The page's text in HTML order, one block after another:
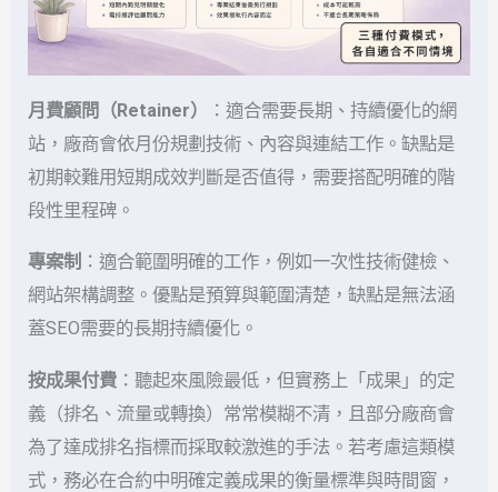
月費顧問（Retainer）
：適合需要長期、持續優化的網
站，廠商會依月份規劃技術、內容與連結工作。缺點是
初期較難用短期成效判斷是否值得，需要搭配明確的階
段性里程碑。
專案制 ：適合範圍明確的工作，例如一次性技術健檢、
網站架構調整。優點是預算與範圍清楚，缺點是無法涵
蓋SEO需要的長期持續優化。
按成果付費 ：聽起來風險最低，但實務上「成果」的定
義（排名、流量或轉換）常常模糊不清，且部分廠商會
為了達成排名指標而採取較激進的手法。若考慮這類模
式，務必在合約中明確定義成果的衡量標準與時間窗，